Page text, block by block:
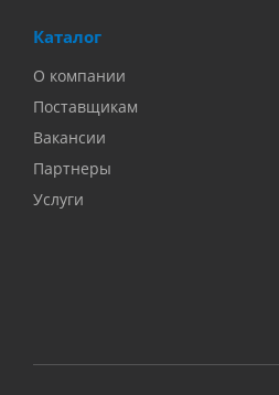
Каталог
О компании
Поставщикам
Вакансии
Партнеры
Услуги